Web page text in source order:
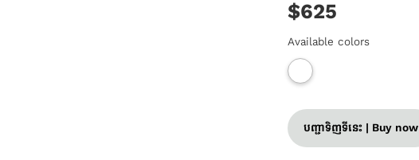
$625
Available colors
បញ្ជាទិញទីនេះ | Buy now